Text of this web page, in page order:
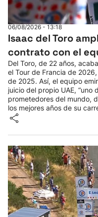
06/08/2026 - 13:18
Isaac del Toro
contrato con el
Del Toro, de 22 años,
el Tour de Francia de
de 2025. Así, el equipo
juicio del propio UAE, “uno
prometedores del mundo,
los mejores años de su